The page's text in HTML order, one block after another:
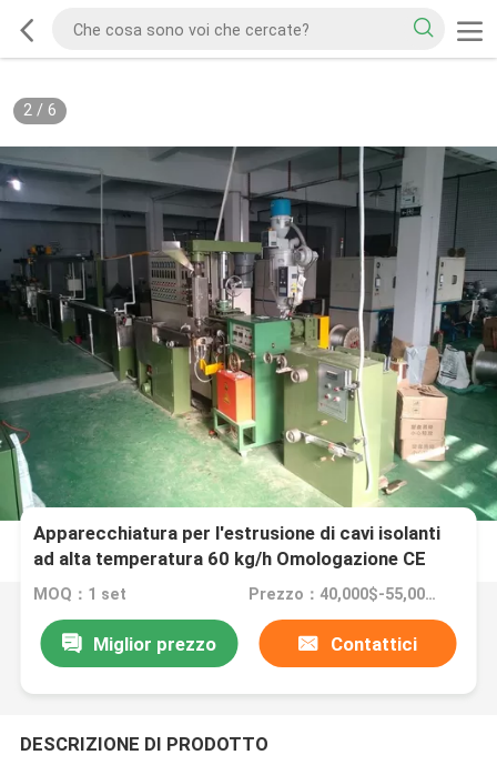
2/ 6
Apparecchiatura per l'estrusione di cavi isolanti
ad alta temperatura 60 kg/h Omologazione CE
MOQ：1 set Prezzo：40,000$-55,000$
Miglior prezzo Contattici
DESCRIZIONE DI PRODOTTO